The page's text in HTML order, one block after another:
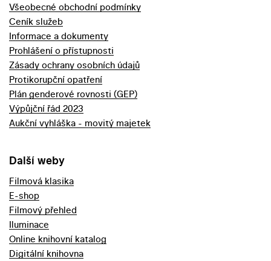
Všeobecné obchodní podmínky
Ceník služeb
Informace a dokumenty
Prohlášení o přístupnosti
Zásady ochrany osobních údajů
Protikorupční opatření
Plán genderové rovnosti (GEP)
Výpůjční řád 2023
Aukční vyhláška - movitý majetek
Další weby
Filmová klasika
E-shop
Filmový přehled
Iluminace
Online knihovní katalog
Digitální knihovna